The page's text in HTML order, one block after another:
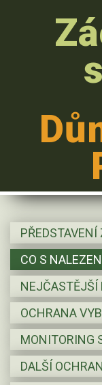
PŘEDSTAVENÍ
CO S
NEJČASTĚJŠÍ
OCHRANA
MONITORING
DALŠÍ